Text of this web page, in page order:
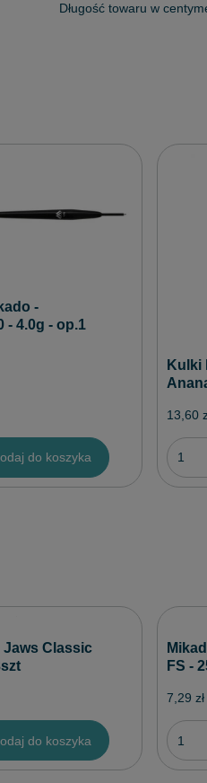
Długość towaru w
-
- 4.0g - op.1
do koszyka
Kulki
13,60
Jaws Classic
do koszyka
FS -
7,29 zł